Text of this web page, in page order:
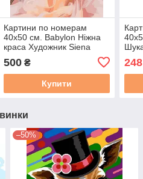
Картини по номерам
40х50 см. Babylon Ніжна
краса Художник Siena
500₴
Купити
248
–50%